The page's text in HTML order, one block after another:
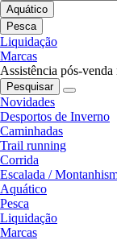
Aquático
Pesca
Liquidação
Marcas
Assistência pós-venda
Pesquisar
Novidades
Desportos de Inverno
Caminhadas
Trail running
Corrida
Escalada /
Aquático
Pesca
Liquidação
Marcas